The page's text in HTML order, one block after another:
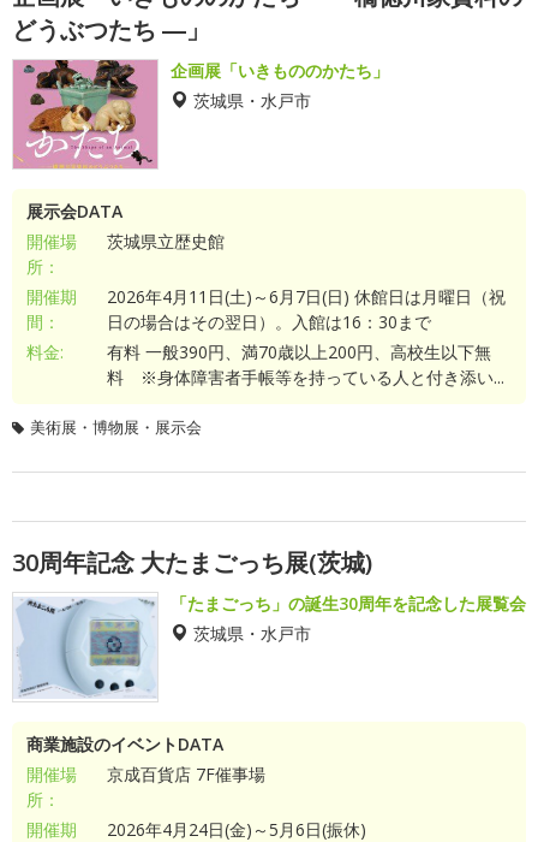
どうぶつたち ―」
企画展「いきもののかたち」
茨城県・水戸市
展示会DATA
開催場
所：
茨城県立歴史館
開催期
間：
2026年4月11日(土)～6月7日(日) 休館日は月曜日（祝
日の場合はその翌日）。入館は16：30まで
料金:
有料 一般390円、満70歳以上200円、高校生以下無
料 ※身体障害者手帳等を持っている人と付き添い...
美術展・博物展・展示会
30周年記念 大たまごっち展(茨城)
「たまごっち」の誕生30周年を記念した展覧会
茨城県・水戸市
商業施設のイベントDATA
開催場
所：
京成百貨店 7F催事場
開催期
2026年4月24日(金)～5月6日(振休)